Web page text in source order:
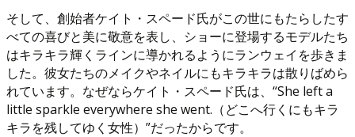
そして、創始者ケイト・スペード氏がこの世にもたらしたす
べての喜びと美に敬意を表し、ショーに登場するモデルたち
はキラキラ輝くラインに導かれるようにランウェイを歩きま
した。彼女たちのメイクやネイルにもキラキラは散りばめら
れています。なぜならケイト・スペード氏は、“She left a
little sparkle everywhere she went.（どこへ行くにもキラ
キラを残してゆく女性）”だったからです。